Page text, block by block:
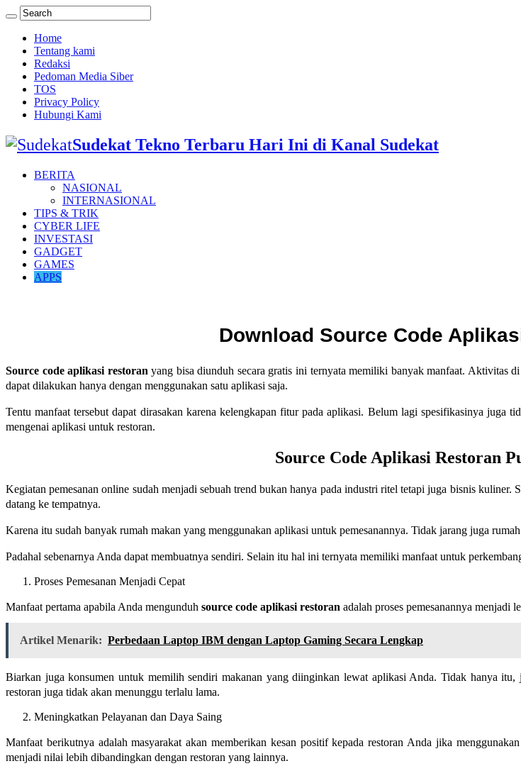
Home
Tentang kami
Redaksi
Pedoman Media Siber
TOS
Privacy Policy
Hubungi Kami
Sudekat Tekno Terbaru Hari Ini di Kanal Sudekat
BERITA
NASIONAL
INTERNASIONAL
TIPS & TRIK
CYBER LIFE
INVESTASI
GADGET
GAMES
APPS
Download Source Code
Source code aplikasi restoran yang bisa diunduh secara gratis ini ternyata memiliki banyak manfaat. Aktivitas
dapat dilakukan hanya dengan menggunakan satu aplikasi saja.
Tentu manfaat tersebut dapat dirasakan karena kelengkapan fitur pada aplikasi. Belum lagi spesifikasinya
mengenai aplikasi untuk restoran.
Source Code Aplikasi Restoran
Kegiatan pemesanan online sudah menjadi sebuah trend bukan hanya pada industri ritel tetapi juga bisnis
datang ke tempatnya.
Karena itu sudah banyak rumah makan yang menggunakan aplikasi untuk pemesanannya. Tidak jarang juga
Padahal sebenarnya Anda dapat membuatnya sendiri. Selain itu hal ini ternyata memiliki manfaat untuk
Proses Pemesanan Menjadi Cepat
Manfaat pertama apabila Anda mengunduh source code aplikasi restoran adalah proses pemesanannya menjadi
Artikel Menarik: Perbedaan Laptop IBM dengan Laptop Gaming Secara Lengkap
Biarkan juga konsumen untuk memilih sendiri makanan yang diinginkan lewat aplikasi Anda. Tidak hanya itu,
restoran juga tidak akan menunggu terlalu lama.
Meningkatkan Pelayanan dan Daya Saing
Manfaat berikutnya adalah masyarakat akan memberikan kesan positif kepada restoran Anda jika
menjadi nilai lebih dibandingkan dengan restoran yang lainnya.